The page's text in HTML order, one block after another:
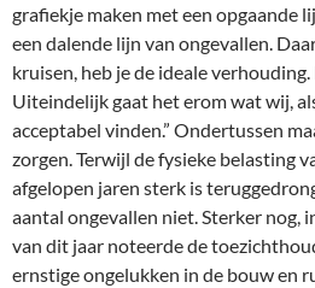
grafiekje maken met een opgaande
een dalende lijn van ongevallen.
kruisen, heb je de ideale
Uiteindelijk gaat het erom wat wij,
acceptabel vinden.” Ondertussen
zorgen. Terwijl de fysieke belasting
afgelopen jaren sterk is
aantal ongevallen niet. Sterker nog,
van dit jaar noteerde de
ernstige ongelukken in de bouw en